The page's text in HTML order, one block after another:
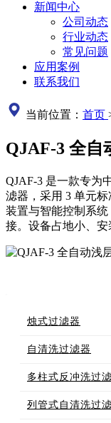
新闻中心
公司动态
行业动态
常见问题
应用案例
联系我们
当前位置： 首页
QJAF-3 全自
QJAF-3 是一款专为
滤器，采用 3 单元
装置与智能控制系
接。设备占地小、安
烛式过滤器
自清洗过滤器
多柱式反冲洗过
列管式自清洗过